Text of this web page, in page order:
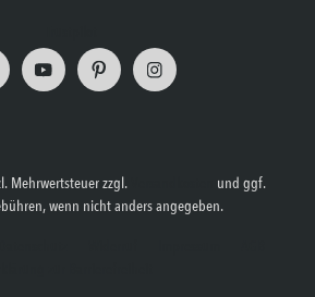
Mehrwertsteuer zzgl.
und ggf.
wenn nicht anders angegeben.